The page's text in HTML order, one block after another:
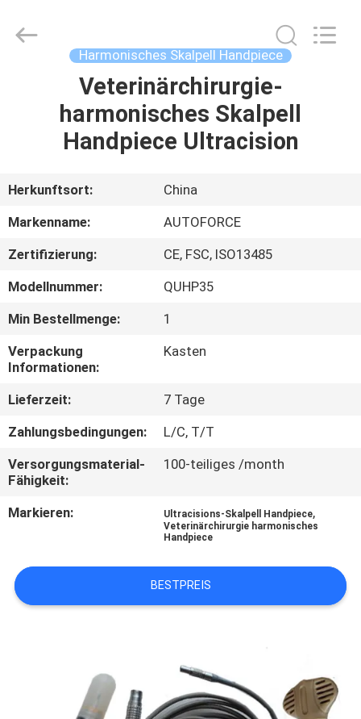
PRODUKTE
ÜBER
UNS
FABRIK-
AUSFLUG
QUALITÄTSKONTROLLE
TRETEN
SIE
MIT
UNS
IN
FORDERN
SIE
LTD.
Harmonisches Skalpell Handpiece
Veterinärchirurgie-
harmonisches Skalpell
Handpiece Ultracision
Herkunftsort:
China
Markenname:
AUTOFORCE
Zertifizierung:
CE, FSC, ISO13485
Modellnummer:
QUHP35
Min Bestellmenge:
1
Verpackung
Informationen:
Kasten
Lieferzeit:
7 Tage
Zahlungsbedingungen:
L/C, T/T
Versorgungsmaterial-
Fähigkeit:
100-teiliges /month
Markieren: Ultracisions-Skalpell Handpiece,
Veterinärchirurgie harmonisches
Handpiece
BESTPREIS